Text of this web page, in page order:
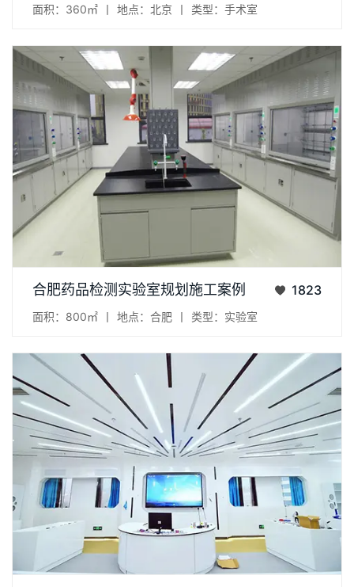
面积：360㎡ 丨 地点：北京 丨 类型：手术室
合肥药品检测实验室规划施工案例 1823
面积：800㎡ 丨 地点：合肥 丨 类型：实验室